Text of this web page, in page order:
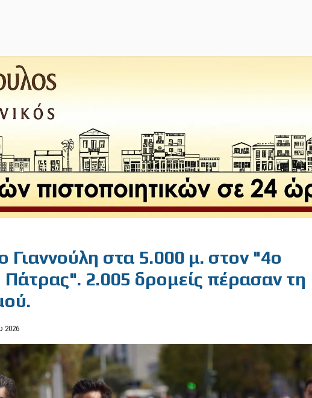
Γιαννούλη στα 5.000 μ. στον "4ο
2.005 δρομείς πέρασαν τη
2026